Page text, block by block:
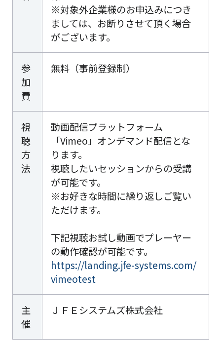
※対象外企業様のお申込みにつき
ましては、お断りさせて頂く場合
がございます。
参
加
費
無料（事前登録制）
視
聴
方
法
動画配信プラットフォーム
「Vimeo」オンデマンド配信とな
ります。
視聴したいセッションからの受講
が可能です。
※お好きな時間に繰り返しご覧い
ただけます。
下記視聴お試し動画でプレーヤー
の動作確認が可能です。
https://landing.jfe-systems.com/
vimeotest
主
催
ＪＦＥシステムズ株式会社